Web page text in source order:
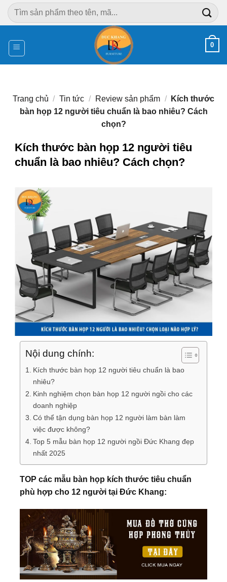
Chuyển
đến
dung
Tìm
kiếm:
0
Trang chủ / Tin tức / Review sản phẩm /
Kích thước
bàn họp 12 người tiêu chuẩn là bao nhiêu? Cách
chọn?
Kích thước bàn họp 12 người tiêu
chuẩn là bao nhiêu? Cách chọn?
Nội dung chính:
Kích thước bàn họp 12 người tiêu chuẩn là bao
nhiêu?
Kinh nghiệm chọn bàn họp 12 người ngồi cho các
doanh nghiệp
Có thể tận dụng bàn họp 12 người làm bàn làm
việc được không?
Top 5 mẫu bàn họp 12 người ngồi Đức Khang đẹp
nhất 2025
TOP các mẫu bàn họp kích thước tiêu chuẩn
phù hợp cho 12 người tại Đức Khang: